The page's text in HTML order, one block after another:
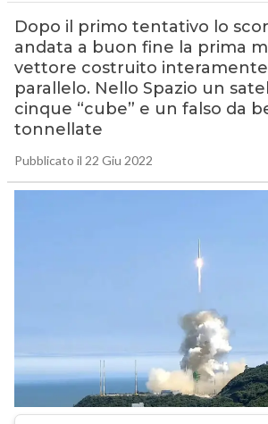
Dopo il primo tentativo lo
andata a buon fine la prima
vettore costruito interamente
parallelo. Nello Spazio un
cinque “cube” e un falso da
tonnellate
Pubblicato il 22 Giu 2022